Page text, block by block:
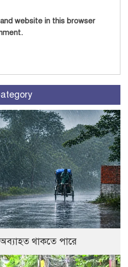
website in this browser
অব্যাহত থাকতে পারে